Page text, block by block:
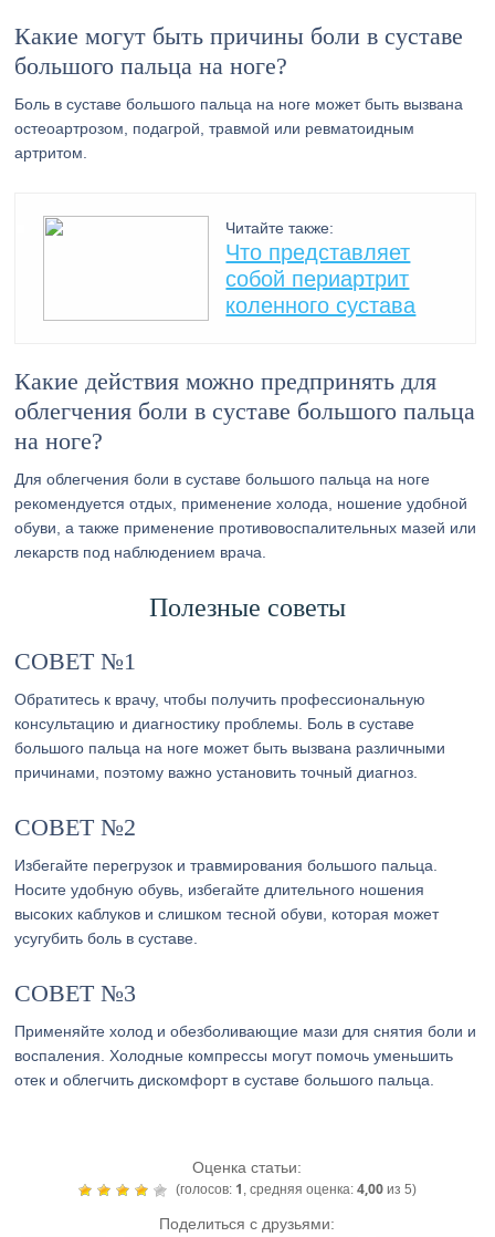
Какие могут быть причины боли в суставе
большого пальца на ноге?
Боль в суставе большого пальца на ноге может быть вызвана
остеоартрозом, подагрой, травмой или ревматоидным
артритом.
Читайте также:
Что представляет
собой периартрит
коленного сустава
Какие действия можно предпринять для
облегчения боли в суставе большого пальца
на ноге?
Для облегчения боли в суставе большого пальца на ноге
рекомендуется отдых, применение холода, ношение удобной
обуви, а также применение противовоспалительных мазей или
лекарств под наблюдением врача.
Полезные советы
СОВЕТ №1
Обратитесь к врачу, чтобы получить профессиональную
консультацию и диагностику проблемы. Боль в суставе
большого пальца на ноге может быть вызвана различными
причинами, поэтому важно установить точный диагноз.
СОВЕТ №2
Избегайте перегрузок и травмирования большого пальца.
Носите удобную обувь, избегайте длительного ношения
высоких каблуков и слишком тесной обуви, которая может
усугубить боль в суставе.
СОВЕТ №3
Применяйте холод и обезболивающие мази для снятия боли и
воспаления. Холодные компрессы могут помочь уменьшить
отек и облегчить дискомфорт в суставе большого пальца.
Оценка статьи:
(голосов: 1 , средняя оценка: 4,00из 5)
Поделиться с друзьями: